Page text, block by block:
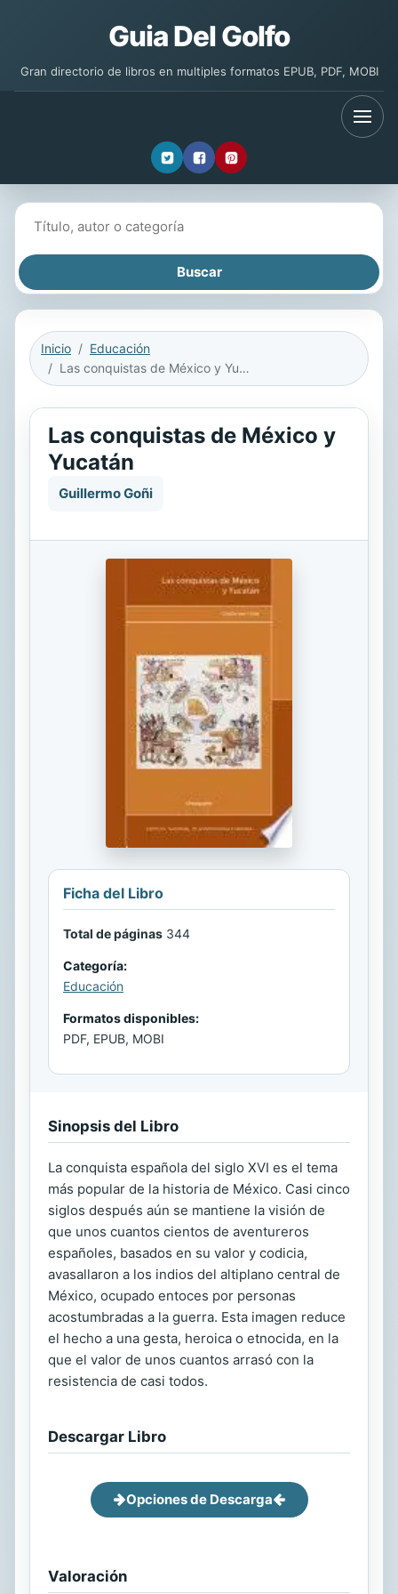
Guia Del Golfo
Gran directorio de libros en multiples formatos EPUB, PDF, MOBI
Inicio
Educación
Las conquistas de México y Yucatán
Las conquistas de México y
Yucatán
Guillermo Goñi
Ficha del Libro
Total de páginas 344
Categoría:
Educación
Formatos disponibles:
PDF, EPUB, MOBI
Sinopsis del Libro
La conquista española del siglo XVI es el tema
más popular de la historia de México. Casi cinco
siglos después aún se mantiene la visión de
que unos cuantos cientos de aventureros
españoles, basados en su valor y codicia,
avasallaron a los indios del altiplano central de
México, ocupado entoces por personas
acostumbradas a la guerra. Esta imagen reduce
el hecho a una gesta, heroica o etnocida, en la
que el valor de unos cuantos arrasó con la
resistencia de casi todos.
Descargar Libro
Opciones de Descarga
Valoración